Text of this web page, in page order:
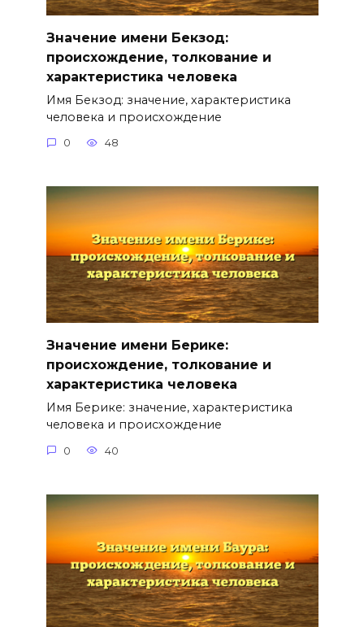
Значение имени Бекзод:
происхождение, толкование и
характеристика человека
Имя Бекзод: значение, характеристика
человека и происхождение
0 48
Значение имени Берике:
происхождение, толкование и
характеристика человека
Имя Берике: значение, характеристика
человека и происхождение
0 40